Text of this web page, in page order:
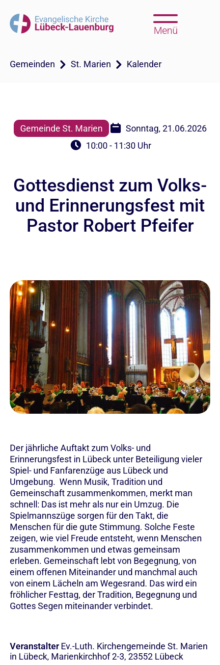
Menü
Gemeinden St. Marien Kalender
Gemeinde St. Marien
Sonntag, 21.06.2026
10:00 - 11:30 Uhr
Gottesdienst zum Volks-
und Erinnerungsfest mit
Pastor Robert Pfeifer
Der jährliche Auftakt zum Volks- und
Erinnerungsfest in Lübeck unter Beteiligung vieler
Spiel- und Fanfarenzüge aus Lübeck und
Umgebung. Wenn Musik, Tradition und
Gemeinschaft zusammenkommen, merkt man
schnell: Das ist mehr als nur ein Umzug. Die
Spielmannszüge sorgen für den Takt, die
Menschen für die gute Stimmung. Solche Feste
zeigen, wie viel Freude entsteht, wenn Menschen
zusammenkommen und etwas gemeinsam
erleben. Gemeinschaft lebt von Begegnung, von
einem offenen Miteinander und manchmal auch
von einem Lächeln am Wegesrand. Das wird ein
fröhlicher Festtag, der Tradition, Begegnung und
Gottes Segen miteinander verbindet.
Veranstalter Ev.-Luth. Kirchengemeinde St. Marien
in Lübeck, Marienkirchhof 2-3, 23552 Lübeck